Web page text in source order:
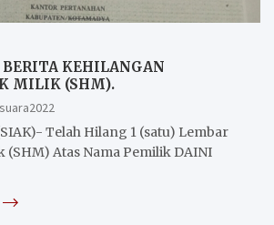
KEHILANGAN
MILIK (SHM).
(SIAK)- Telah Hilang 1 (satu) Lembar
Atas Nama Pemilik DAINI